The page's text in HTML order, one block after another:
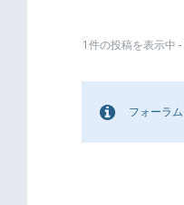
1件の投稿を表示中
フォーラ